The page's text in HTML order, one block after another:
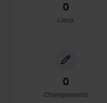
0
Lieux
0
Changements